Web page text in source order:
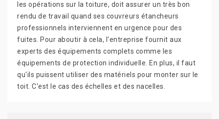
les opérations sur la toiture, doit assurer un très bon
rendu de travail quand ses couvreurs étancheurs
professionnels interviennent en urgence pour des
fuites. Pour aboutir à cela, l'entreprise fournit aux
experts des équipements complets comme les
équipements de protection individuelle. En plus, il faut
qu'ils puissent utiliser des matériels pour monter sur le
toit. C'est le cas des échelles et des nacelles.